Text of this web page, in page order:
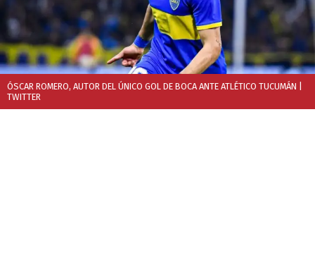
ÓSCAR ROMERO, AUTOR DEL ÚNICO GOL DE BOCA ANTE ATLÉTICO TUCUMÁN
TWITTER